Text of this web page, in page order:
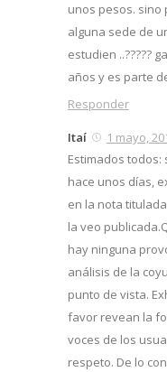
unos pesos.
alguna sede de
estudien ..?????
años y es parte
Responder
Itaí
1 mayo,
Estimados
hace unos días,
en la nota
la veo
hay ninguna
análisis de la
punto de vista.
favor revean la
voces de los
respeto. De lo